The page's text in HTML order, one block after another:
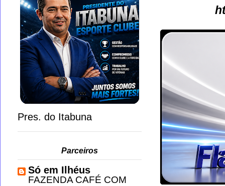
Pres. do Itabuna
Parceiros
Só em Ilhéus
FAZENDA CAFÉ COM